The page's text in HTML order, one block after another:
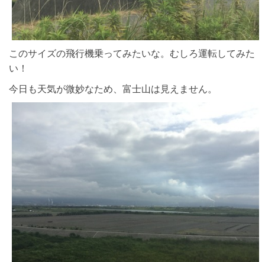
このサイズの飛行機乗ってみたいな。むしろ運転してみた
い！
今日も天気が微妙なため、富士山は見えません。